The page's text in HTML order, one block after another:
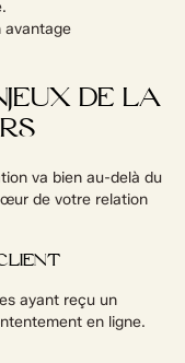
avantage
DE LA
va bien au-delà du
de votre relation
ayant reçu un
en ligne.